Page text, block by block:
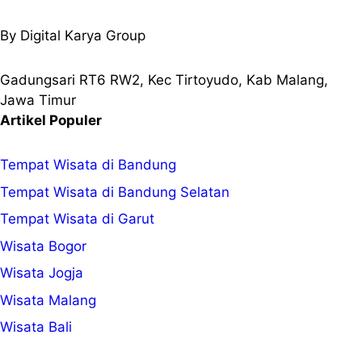
By Digital Karya Group
Gadungsari RT6 RW2, Kec Tirtoyudo, Kab Malang,
Jawa Timur
Artikel Populer
Tempat Wisata di Bandung
Tempat Wisata di Bandung Selatan
Tempat Wisata di Garut
Wisata Bogor
Wisata Jogja
Wisata Malang
Wisata Bali